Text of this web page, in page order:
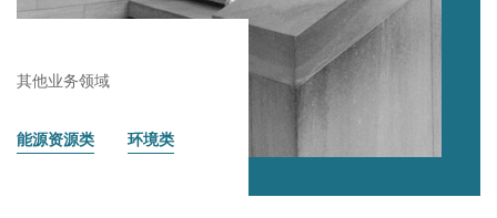
其他业务领域
能源资源类 环境类